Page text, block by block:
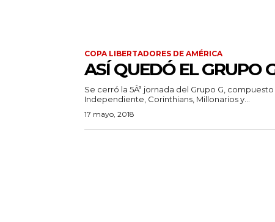
COPA LIBERTADORES DE AMÉRICA
ASÍ QUEDÓ EL GRUPO
Se cerró la 5Âª jornada del Grupo G,
Independiente, Corinthians, Millonarios y...
17 mayo, 2018